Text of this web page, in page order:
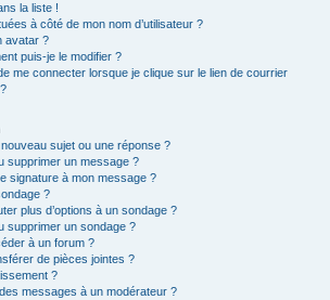
la liste !
à côté de mon nom d’utilisateur ?
avatar ?
puis-je le modifier ?
me connecter lorsque je clique sur le lien de courrier
sujet ou une réponse ?
supprimer un message ?
signature à mon message ?
?
plus d’options à un sondage ?
supprimer un sondage ?
à un forum ?
de pièces jointes ?
?
messages à un modérateur ?